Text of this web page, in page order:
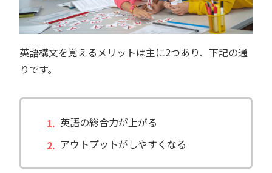
英語構文を覚えるメリットは主に2つあり、下記の通
りです。
英語の総合力が上がる
アウトプットがしやすくなる